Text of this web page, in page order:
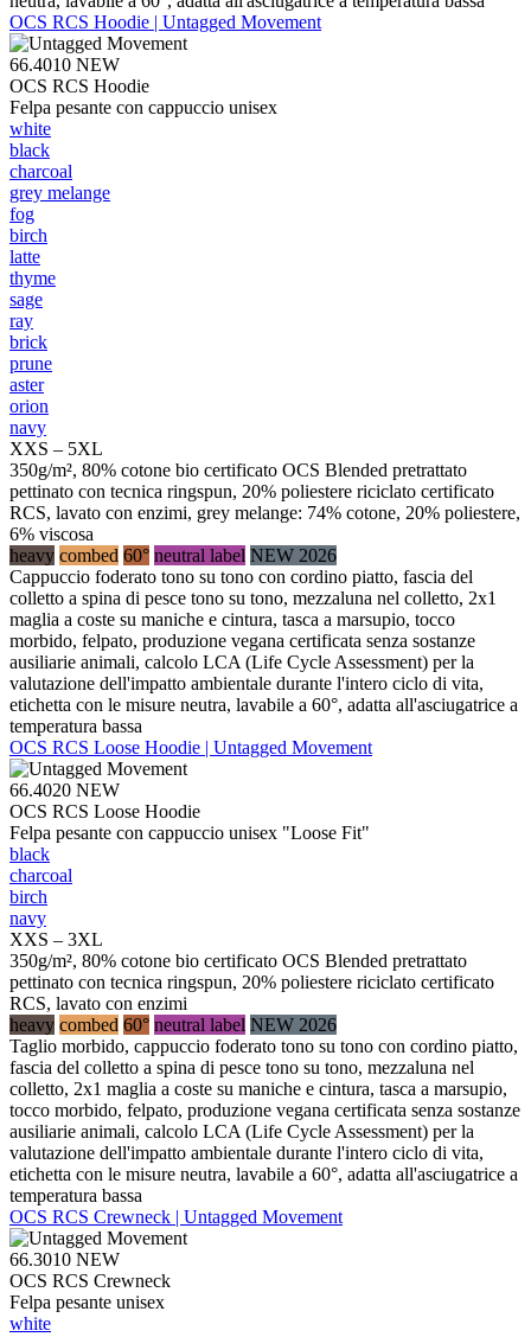
OCS RCS Hoodie | Untagged Movement
66.4010 NEW
OCS RCS Hoodie
Felpa pesante con cappuccio unisex
white
black
charcoal
grey melange
fog
birch
latte
thyme
sage
ray
brick
prune
aster
orion
navy
XXS – 5XL
350g/m², 80% cotone bio certificato OCS Blended pretrattato
pettinato con tecnica ringspun, 20% poliestere riciclato certificato
RCS, lavato con enzimi, grey melange: 74% cotone, 20% poliestere,
6% viscosa
heavy combed 60° neutral label NEW 2026
Cappuccio foderato tono su tono con cordino piatto, fascia del
colletto a spina di pesce tono su tono, mezzaluna nel colletto, 2x1
maglia a coste su maniche e cintura, tasca a marsupio, tocco
morbido, felpato, produzione vegana certificata senza sostanze
ausiliarie animali, calcolo LCA (Life Cycle Assessment) per la
valutazione dell'impatto ambientale durante l'intero ciclo di vita,
etichetta con le misure neutra, lavabile a 60°, adatta all'asciugatrice a
temperatura bassa
OCS RCS Loose Hoodie | Untagged Movement
66.4020 NEW
OCS RCS Loose Hoodie
Felpa pesante con cappuccio unisex "Loose Fit"
black
charcoal
birch
navy
XXS – 3XL
350g/m², 80% cotone bio certificato OCS Blended pretrattato
pettinato con tecnica ringspun, 20% poliestere riciclato certificato
RCS, lavato con enzimi
heavy combed 60° neutral label NEW 2026
Taglio morbido, cappuccio foderato tono su tono con cordino piatto,
fascia del colletto a spina di pesce tono su tono, mezzaluna nel
colletto, 2x1 maglia a coste su maniche e cintura, tasca a marsupio,
tocco morbido, felpato, produzione vegana certificata senza sostanze
ausiliarie animali, calcolo LCA (Life Cycle Assessment) per la
valutazione dell'impatto ambientale durante l'intero ciclo di vita,
etichetta con le misure neutra, lavabile a 60°, adatta all'asciugatrice a
temperatura bassa
OCS RCS Crewneck | Untagged Movement
66.3010 NEW
OCS RCS Crewneck
Felpa pesante unisex
white